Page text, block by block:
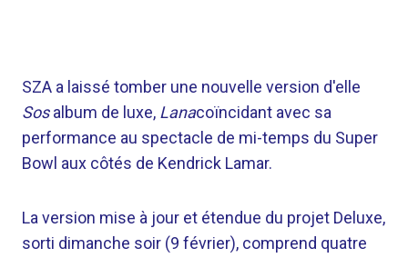
SZA a laissé tomber une nouvelle version d'elle
Sosalbum de luxe, Lanacoïncidant avec sa
performance au spectacle de mi-temps du Super
Bowl aux côtés de Kendrick Lamar.
La version mise à jour et étendue du projet Deluxe,
sorti dimanche soir (9 février), comprend quatre